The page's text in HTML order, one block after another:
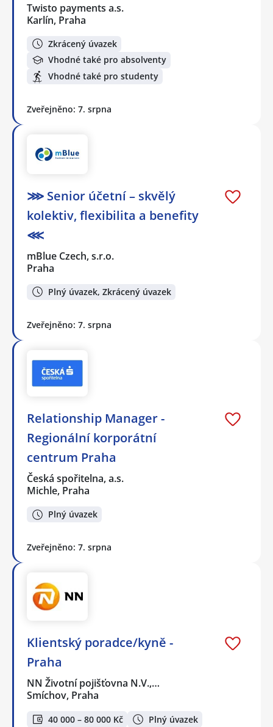
Twisto payments a.s.
Karlín, Praha
Zkrácený úvazek
Vhodné také pro absolventy
Vhodné také pro studenty
Zveřejněno: 7. srpna
⋙ Senior účetní – skvělý
kolektiv, flexibilita a benefity
⋘
mBlue Czech, s.r.o.
Praha
Plný úvazek, Zkrácený úvazek
Zveřejněno: 7. srpna
Relationship Manager -
Regionální korporátní
centrum Praha
Česká spořitelna, a.s.
Michle, Praha
Plný úvazek
Zveřejněno: 7. srpna
Klientský poradce/kyně -
Praha
NN Životní pojišťovna N.V.,…
Smíchov, Praha
40 000 – 80 000 Kč Plný úvazek